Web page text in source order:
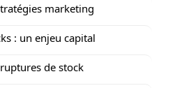
marketing
: un enjeu capital
de stock